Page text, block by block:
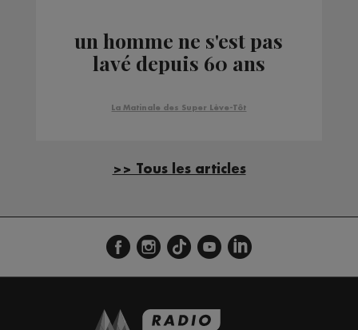
un homme ne s'est pas
lavé depuis 60 ans
La Matinale des Super Lève-Tôt
>> Tous les articles